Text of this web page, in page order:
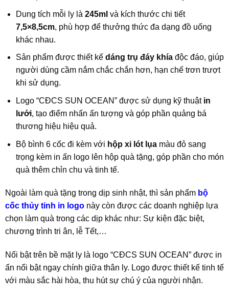
Dung tích mỗi ly là 245ml và kích thước chi tiết
7,5×8,5cm, phù hợp để thưởng thức đa dạng đồ uống
khác nhau.
Sản phẩm được thiết kếdáng trụ đáy khíađộc đáo, giúp
người dùng cầm nắm chắc chắn hơn, hạn chế trơn trượt
khi sử dụng.
Logo “CĐCS SUN OCEAN” được sử dụng kỹ thuật in
lưới, tạo điểm nhấn ấn tượng và góp phần quảng bá
thương hiệu hiệu quả.
Bộ bình 6 cốc đi kèm với hộp xi lót lụamàu đỏ sang
trọng kèm in ấn logo lên hộp quà tặng, góp phần cho món
quà thêm chỉn chu và tinh tế.
Ngoài làm quà tặng trong dịp sinh nhật, thì sản phẩm bộ
cốc thủy tinh in logonày còn được các doanh nghiệp lựa
chọn làm quà trong các dịp khác như: Sự kiện đặc biệt,
chương trình tri ân, lễ Tết,…
Nổi bật trên bề mặt ly là logo “CĐCS SUN OCEAN” được in
ấn nổi bật ngay chính giữa thân ly. Logo được thiết kế tinh tế
với màu sắc hài hòa, thu hút sự chú ý của người nhận.